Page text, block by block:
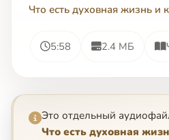
Что есть духовная жизнь и
5:58 2.4 МБ
Это отдельный
Что есть духовная